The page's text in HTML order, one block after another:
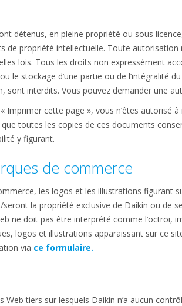
détenus, en pleine propriété ou sous
de propriété intellectuelle. Toute
lois. Tous les droits non expressément
le stockage d’une partie ou de l’intégralité
sont interdits. Vous pouvez demander une
Imprimer cette page », vous n’êtes autorisé
toutes les copies de ces documents
y figurant.
de commerce
les logos et les illustrations figurant
la propriété exclusive de Daikin ou de
ne doit pas être interprété comme l’octroi,
logos et illustrations apparaissant sur ce
via ce formulaire.
tiers sur lesquels Daikin n’a aucun